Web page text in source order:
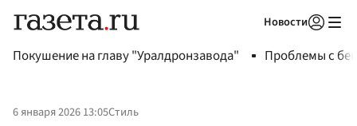
Новости
Покушение на главу "Уралдронзавода" Проблемы с
6 января 2026 13:05Стиль